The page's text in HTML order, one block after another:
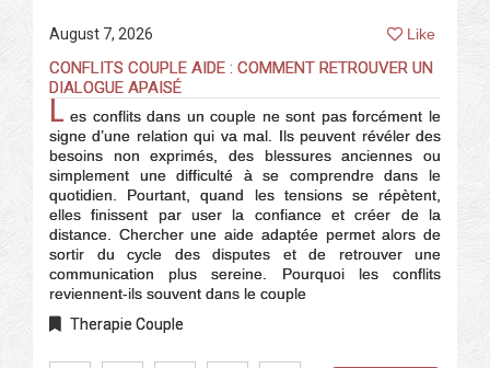
August 7, 2026 Like
CONFLITS COUPLE AIDE : COMMENT RETROUVER UN
DIALOGUE APAISÉ
L es conflits dans un couple ne sont pas forcément le
signe d’une relation qui va mal. Ils peuvent révéler des
besoins non exprimés, des blessures anciennes ou
simplement une difficulté à se comprendre dans le
quotidien. Pourtant, quand les tensions se répètent,
elles finissent par user la confiance et créer de la
distance. Chercher une aide adaptée permet alors de
sortir du cycle des disputes et de retrouver une
communication plus sereine. Pourquoi les conflits
reviennent-ils souvent dans le couple
Therapie Couple